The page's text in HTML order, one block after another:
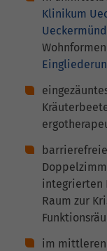
Klinikum
integrierten
Raum zur
im mittleren